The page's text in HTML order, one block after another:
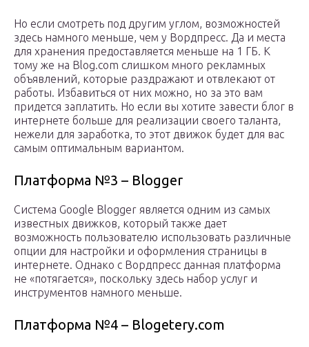
Но если смотреть под другим углом, возможностей
здесь намного меньше, чем у Вордпресс. Да и места
для хранения предоставляется меньше на 1 ГБ. К
тому же на Blog.com слишком много рекламных
объявлений, которые раздражают и отвлекают от
работы. Избавиться от них можно, но за это вам
придется заплатить. Но если вы хотите завести блог в
интернете больше для реализации своего таланта,
нежели для заработка, то этот движок будет для вас
самым оптимальным вариантом.
Платформа №3 – Blogger
Система Google Blogger является одним из самых
известных движков, который также дает
возможность пользователю использовать различные
опции для настройки и оформления страницы в
интернете. Однако с Вордпресс данная платформа
не «потягается», поскольку здесь набор услуг и
инструментов намного меньше.
Платформа №4 – Blogetery.com